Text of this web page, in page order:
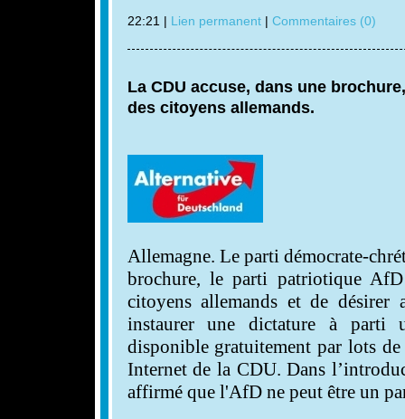
22:21 | Lien permanent| Commentaires (0)
La CDU accuse, dans une
des citoyens allemands.
Allemagne. Le parti démocrate-
brochure, le parti patriotique
citoyens allemands et de
instaurer une dictature à parti
disponible gratuitement par lots
Internet de la CDU. Dans
affirmé que l'AfD ne peut être un